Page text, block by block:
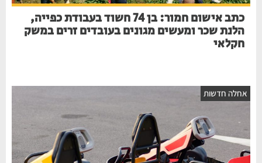
כתב אישום חמור: בן 74 חשוד בעבודת כפייה,
הלנת שכר ומעשים מגונים בעובדים זרים במשק
חקלאי
אחלה חדשות